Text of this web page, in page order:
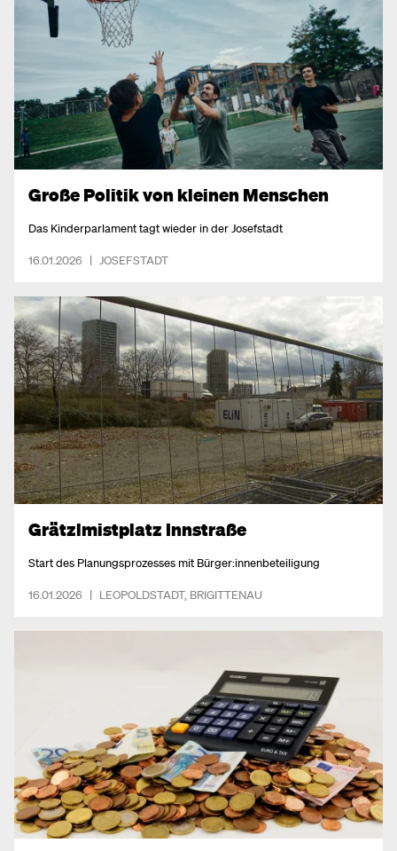
Große Politik von kleinen Menschen
Das Kinderparlament tagt wieder in der Josefstadt
16.01.2026 | JOSEFSTADT
Grätzlmistplatz Innstraße
Start des Planungsprozesses mit Bürger:innenbeteiligung
16.01.2026 | LEOPOLDSTADT, BRIGITTENAU